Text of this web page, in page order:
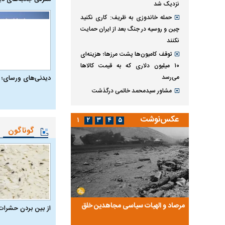
دیدنی‌های ورسای؛
گوناگون
از بین بردن
نزدیک شد
حمله خاندوزی به ظریف: کاری نکنید
چین و روسیه در جنگ بعد از ایران حمایت
نکنند
توقف کامیون‌ها پشت مرزها؛ هزینه‌ای
۱۰ میلیون دلاری که به قیمت کالاها
می‌رسد
مشاور سیدمحمد خاتمی درگذشت
عکس‌نوشت
مرصاد و الهیات سیاسی مجاهدین خلق
آخرین پرده از حیات
روایتی از آخرین
۱ ۲ ۳ ۴ ۵